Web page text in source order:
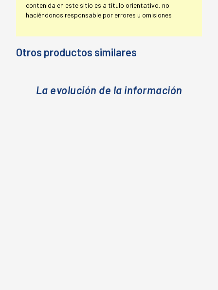
contenida en este sitio es a título orientativo, no
haciéndonos responsable por errores u omisiones
Otros productos similares
La evolución de la información